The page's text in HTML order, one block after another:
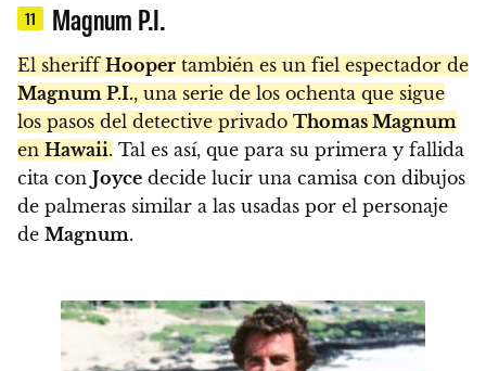
11 Magnum P.I.
El sheriff Hooper también es un fiel espectador de
Magnum P.I., una serie de los ochenta que sigue
los pasos del detective privado Thomas Magnum
en Hawaii. Tal es así, que para su primera y fallida
cita con Joyce decide lucir una camisa con dibujos
de palmeras similar a las usadas por el personaje
de Magnum.